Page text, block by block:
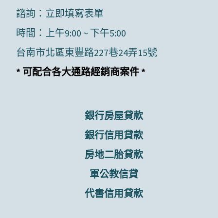
諮詢： 立即填寫表單
時間：上午9:00 ~ 下午5:00
台南市北區東豐路227巷24弄15號
* 可配合各大通路經銷商案件 *
銀行房屋貸款
銀行信用貸款
房地二胎貸款
軍公教信貸
代書信用貸款